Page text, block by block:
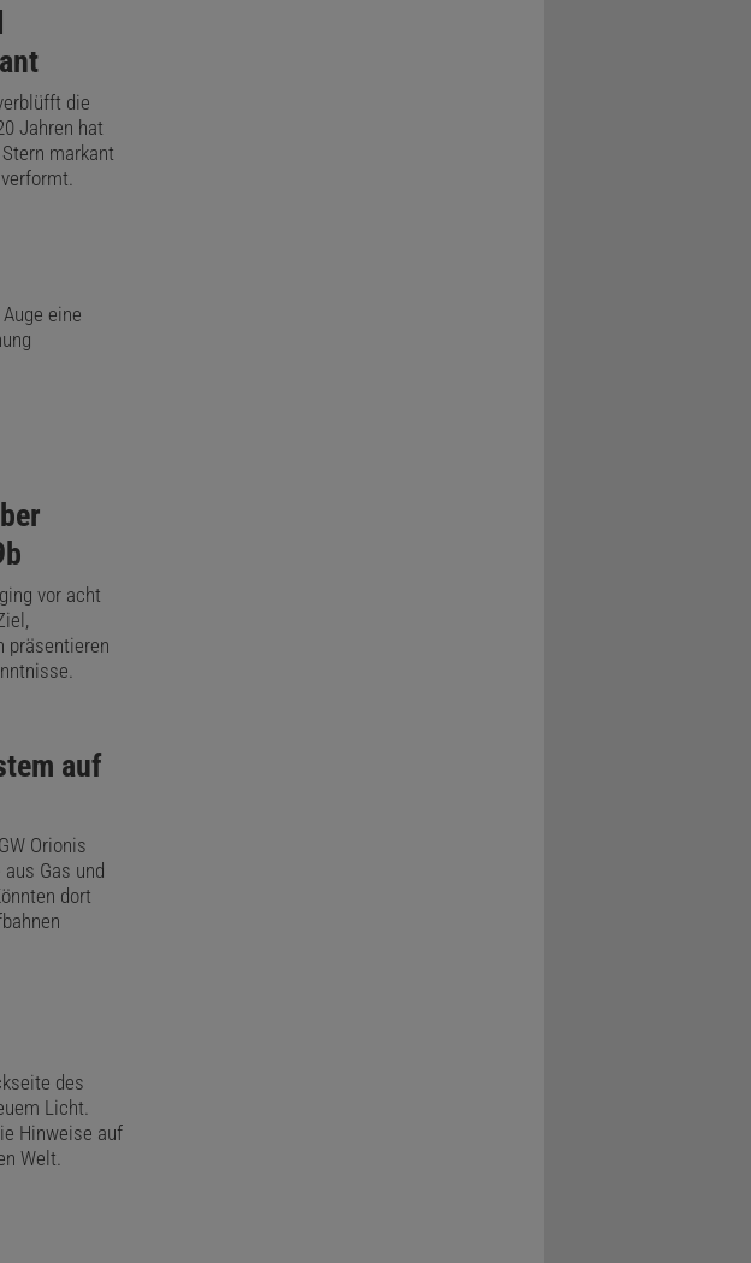
die
Jahren hat
markant
eine
vor acht
präsentieren
auf
Orionis
Gas und
dort
des
Licht.
Hinweise auf
Welt.